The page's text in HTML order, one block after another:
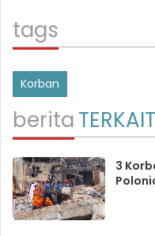
tags
Korban
beritaTERKAIT
3